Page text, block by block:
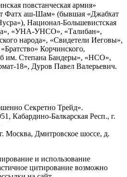
повстанческая армия»
аш-Шам» (бывшая «Джабхат
Национал-Большевистская
«УНА-УНСО», «Талибан»,
народа», «Свидетели Иеговы»,
Корчинского,
им. Степана Бандеры», «НСО»,
18», Дуров Павел Валерьевич.
Секретно Трейд».
Кабардино-Балкарская Респ., г.
Москва, Дмитровское шоссе, д.
и использование
цитирование возможно